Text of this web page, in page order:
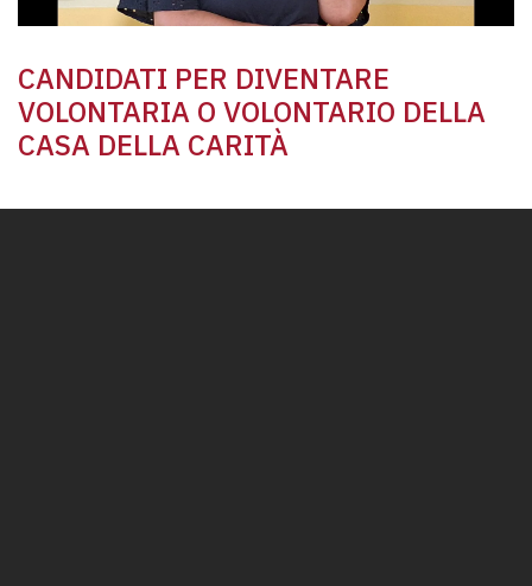
CANDIDATI PER DIVENTARE
VOLONTARIA O VOLONTARIO DELLA
CASA DELLA CARITÀ